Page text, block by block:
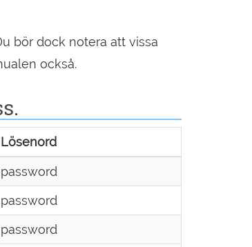
bör dock notera att vissa
också.
Lösenord
password
password
password